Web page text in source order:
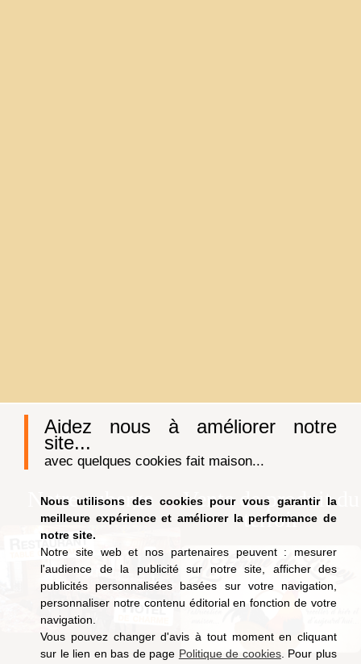
Aidez nous à améliorer notre
site...
avec quelques cookies fait maison...
Nous utilisons des cookies pour vous garantir la
meilleure expérience et améliorer la performance de
notre site.
Notre site web et nos partenaires peuvent : mesurer
l'audience de la publicité sur notre site, afficher des
publicités personnalisées basées sur votre navigation,
personnaliser notre contenu éditorial en fonction de votre
navigation.
Vous pouvez changer d'avis à tout moment en cliquant
sur le lien en bas de page Politique de cookies. Pour plus
Notre auberge
Vente de produit du
terroir